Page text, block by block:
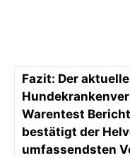
Fazit: Der aktuelle
Warentest
bestätigt der
umfassendsten